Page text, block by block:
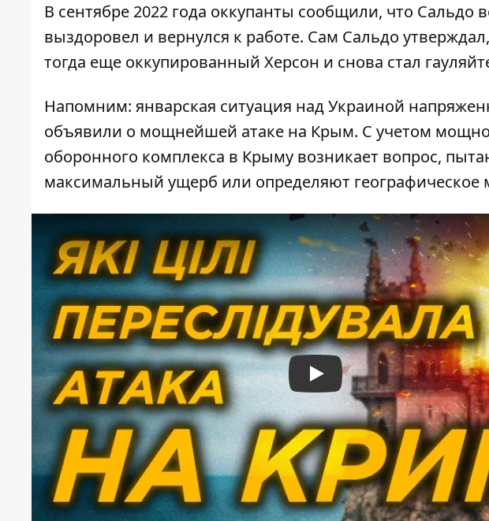
В сентябре 2022 года оккупанты сообщили, что Сальдо
выздоровел и вернулся к работе. Сам Сальдо
тогда еще оккупированный Херсон и снова стал
Напомним: январская ситуация над Украиной
объявили о мощнейшей атаке на Крым. С учетом
оборонного комплекса в Крыму возникает вопрос,
максимальный ущерб или определяют
Play